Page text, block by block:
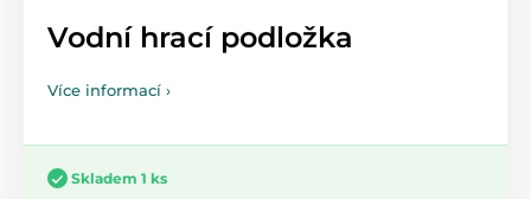
Vodní hrací podložka
Více informací ›
Skladem 1 ks